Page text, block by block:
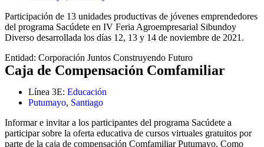
Participación de 13 unidades productivas de jóvenes emprendedores
del programa Sacúdete en IV Feria Agroempresarial Sibundoy
Diverso desarrollada los días 12, 13 y 14 de noviembre de 2021.
Entidad: Corporación Juntos Construyendo Futuro
Caja de Compensación Comfamiliar
Línea 3E: Educación
Putumayo, Santiago
Informar e invitar a los participantes del programa Sacúdete a
participar sobre la oferta educativa de cursos virtuales gratuitos por
parte de la caja de compensación Comfamiliar Putumayo. Como